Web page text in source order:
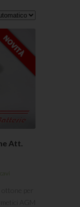
Att.
per
AGM